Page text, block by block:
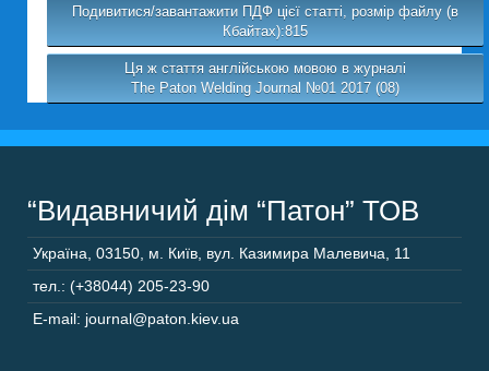
Подивитися/завантажити ПДФ цієї статті, розмір файлу (в
Кбайтах):815
Ця ж стаття англійською мовою в журналі
The Paton Welding Journal №01 2017 (08)
“Видавничий дім “Патон” ТОВ
Україна 03150 м. Київ, вул. Казимира Малевича, 11
тел.: (+38044) 205-23-90
E-mail: journal@paton.kiev.ua